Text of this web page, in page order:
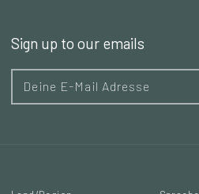
Sign up to our emails
Deine E-Mail Adresse